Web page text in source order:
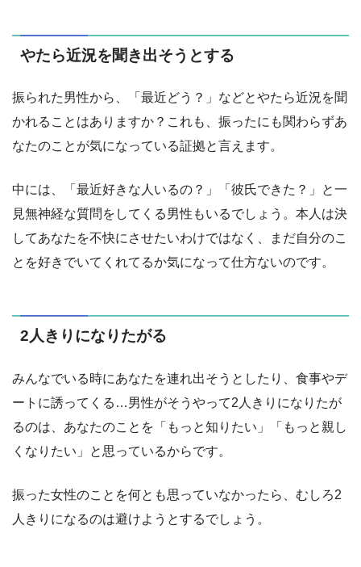
やたら近況を聞き出そうとする
振られた男性から、「最近どう？」などとやたら近況を聞
かれることはありますか？これも、振ったにも関わらずあ
なたのことが気になっている証拠と言えます。
中には、「最近好きな人いるの？」「彼氏できた？」と一
見無神経な質問をしてくる男性もいるでしょう。本人は決
してあなたを不快にさせたいわけではなく、まだ自分のこ
とを好きでいてくれてるか気になって仕方ないのです。
2人きりになりたがる
みんなでいる時にあなたを連れ出そうとしたり、食事やデ
ートに誘ってくる…男性がそうやって2人きりになりたが
るのは、あなたのことを「もっと知りたい」「もっと親し
くなりたい」と思っているからです。
振った女性のことを何とも思っていなかったら、むしろ2
人きりになるのは避けようとするでしょう。